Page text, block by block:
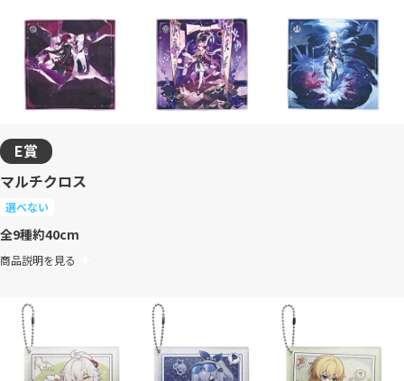
E賞
マルチクロス
選べない
全9種約40cm
商品説明を見る